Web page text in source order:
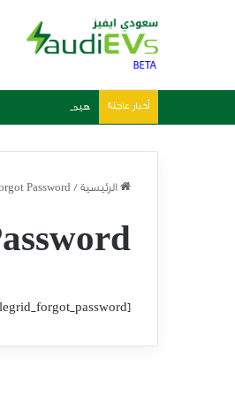
أخبار عاجلة هيمنة صينية واضحة في 2025 – احصائيات وارقام مبيعات السيارات
الرئيسية /
Password
[profilegrid_forgot_password]